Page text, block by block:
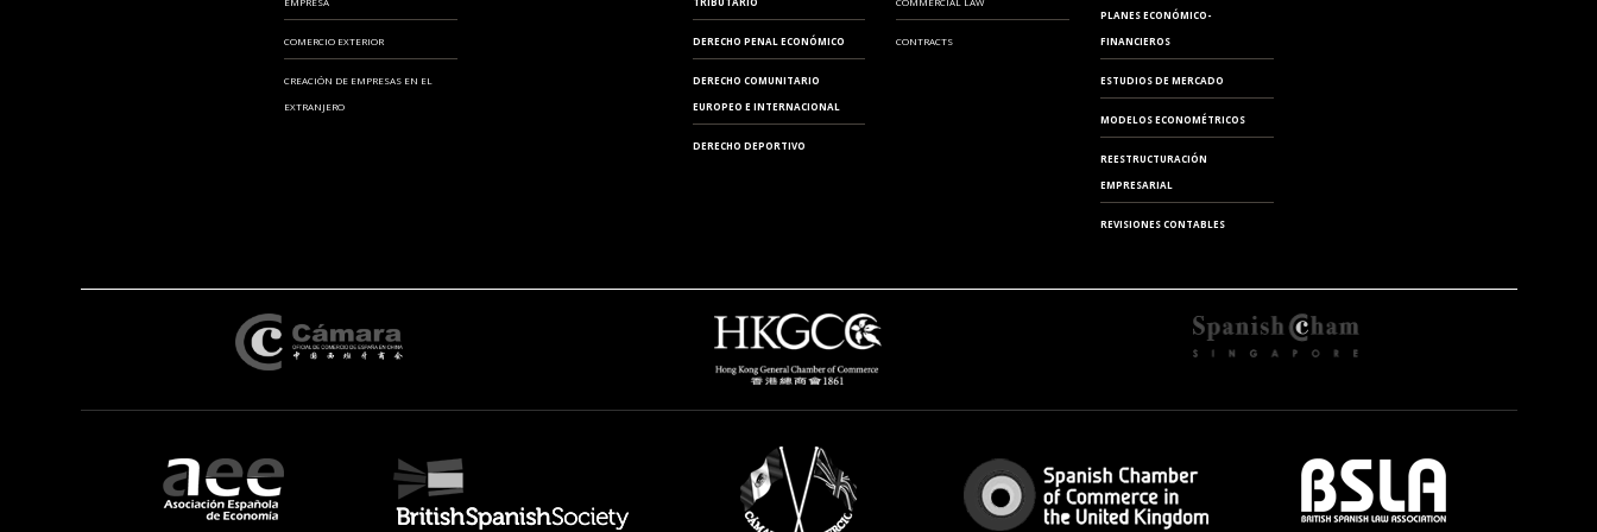
ZARAGOZA
COMERCIO EXTERIOR
CREACIÓN DE EMPRESAS EN EL
EXTRANJERO
DERECHO PENAL ECONÓMICO
DERECHO COMUNITARIO
EUROPEO E INTERNACIONAL
DERECHO DEPORTIVO
CONTRACTS
PLANES ECONÓMICO-
FINANCIEROS
ESTUDIOS DE MERCADO
MODELOS ECONOMÉTRICOS
REESTRUCTURACIÓN
EMPRESARIAL
REVISIONES CONTABLES